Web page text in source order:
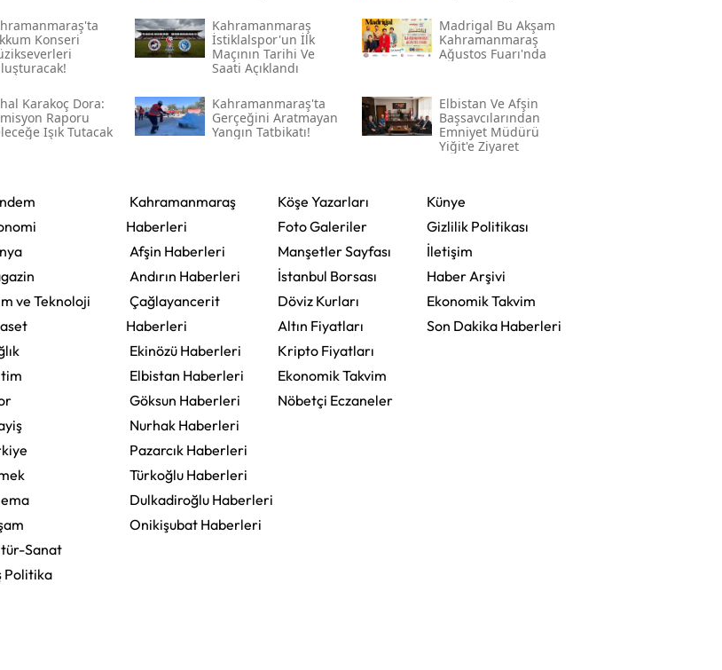
Konseri
Kahramanmaraş
İstiklalspor'un İlk
Maçının Tarihi Ve
Saati Açıklandı
Madrigal Bu Akşam
Kahramanmaraş
Ağustos Fuarı'nda
Karakoç Dora:
Raporu
Işık Tutacak
Kahramanmaraş'ta
Gerçeğini Aratmayan
Yangın Tatbikatı!
Elbistan Ve Afşin
Başsavcılarından
Emniyet Müdürü
Yiğit'e Ziyaret
ve Teknoloji
Sanat
Politika
Kahramanmaraş
Haberleri
Afşin Haberleri
Andırın Haberleri
Çağlayancerit
Haberleri
Ekinözü Haberleri
Elbistan Haberleri
Göksun Haberleri
Nurhak Haberleri
Pazarcık Haberleri
Türkoğlu Haberleri
Dulkadiroğlu Haberleri
Onikişubat Haberleri
Köşe Yazarları
Foto Galeriler
Manşetler Sayfası
İstanbul Borsası
Döviz Kurları
Altın Fiyatları
Kripto Fiyatları
Ekonomik Takvim
Nöbetçi Eczaneler
Künye
Gizlilik Politikası
İletişim
Haber Arşivi
Ekonomik Takvim
Son Dakika Haberleri